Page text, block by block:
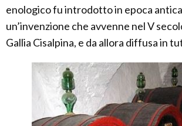
enologico fu introdotto in epoca
un’invenzione che avvenne nel V
Gallia Cisalpina, e da allora diffusa in